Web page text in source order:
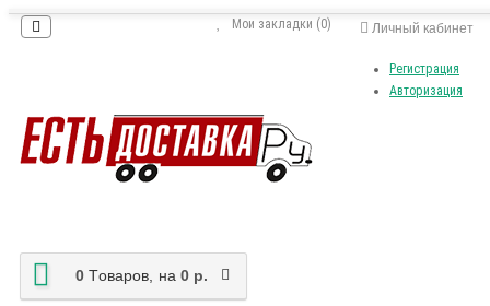
Личный кабинет
Регистрация
Авторизация
Мои закладки (0)
0 Tоваров, на 0 р.